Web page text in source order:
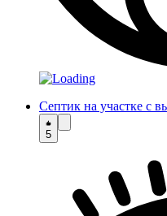
Септик на участке с
5